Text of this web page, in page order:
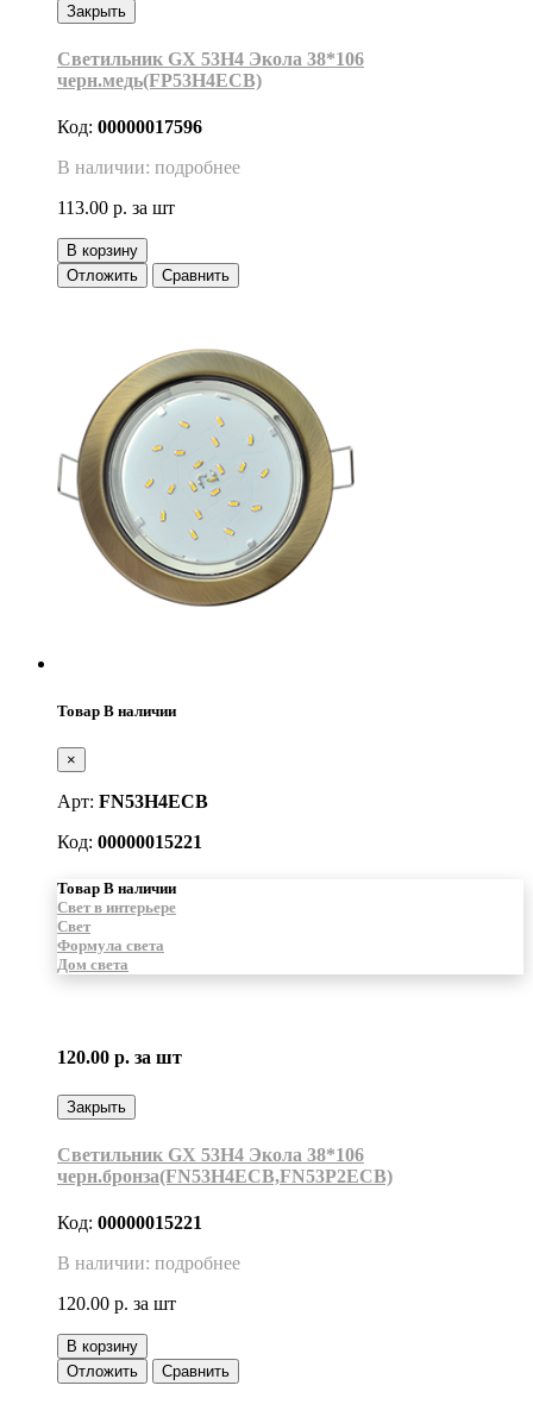
Закрыть
Светильник GX 53H4 Экола 38*106
черн.медь(FP53H4ECB)
Код: 00000017596
В наличии: подробнее
113.00 р. за шт
В корзину
Отложить
Сравнить
Товар В наличии
×
Арт: FN53H4ECB
Код: 00000015221
Товар В наличии
Свет в интерьере
Свет
Формула света
Дом света
120.00 р. за шт
Закрыть
Светильник GX 53H4 Экола 38*106
черн.бронза(FN53H4ECB,FN53P2ECB)
Код: 00000015221
В наличии: подробнее
120.00 р. за шт
В корзину
Отложить
Сравнить